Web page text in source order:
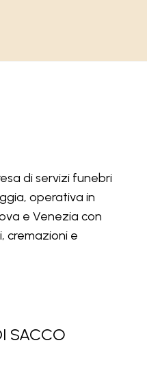
di servizi funebri
operativa in
e Venezia con
cremazioni e
SACCO